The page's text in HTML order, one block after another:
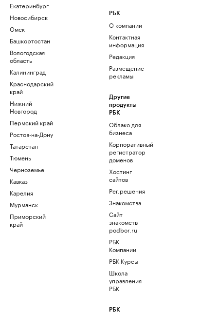
Екатеринбург
Новосибирск
Омск
Башкортостан
Вологодская
область
Калининград
Краснодарский
край
Нижний
Новгород
Пермский край
Ростов-на-Дону
Татарстан
Тюмень
Черноземье
Кавказ
Карелия
Мурманск
Приморский
край
РБК
О компании
Контактная
информация
Редакция
Размещение
рекламы
Другие
продукты
РБК
Облако для
бизнеса
Корпоративный
регистратор
доменов
Хостинг
сайтов
Рег.решения
Знакомства
Сайт
знакомств
podbor.ru
РБК
Компании
РБК Курсы
Школа
управления
РБК
РБК